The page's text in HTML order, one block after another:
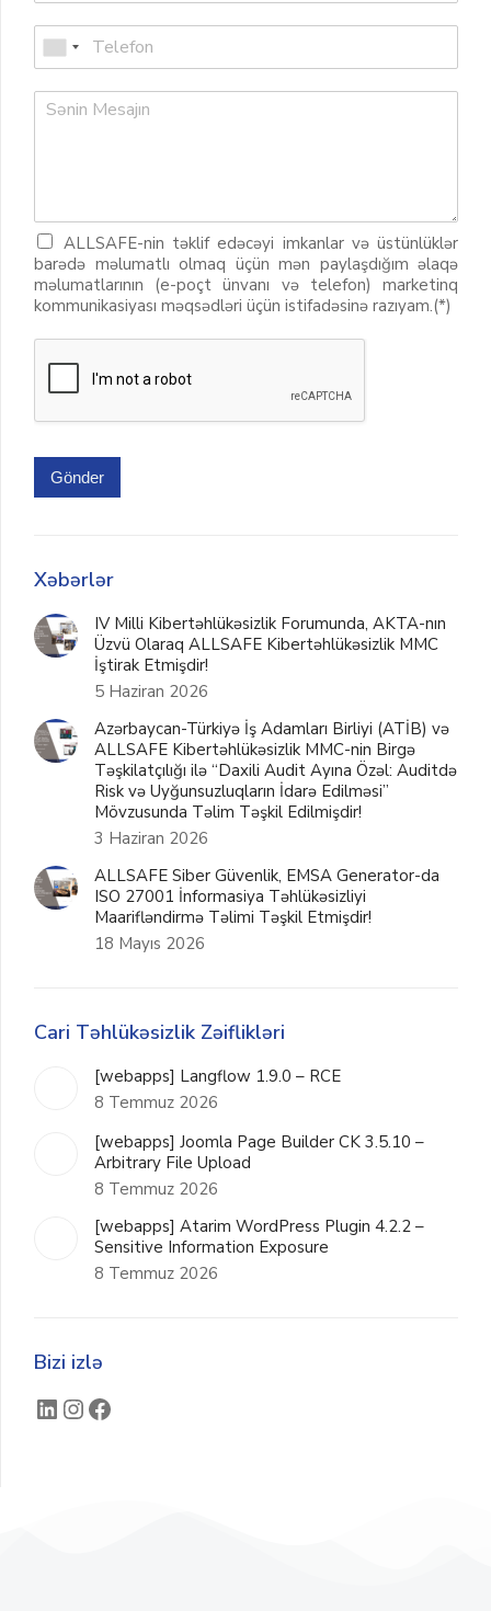
ALLSAFE-nin təklif edəcəyi imkanlar və üstünlüklər
barədə məlumatlı olmaq üçün mən paylaşdığım əlaqə
məlumatlarının (e-poçt ünvanı və telefon) marketinq
kommunikasiyası məqsədləri üçün istifadəsinə razıyam.(*)
Gönder
Xəbərlər
IV Milli Kibertəhlükəsizlik Forumunda, AKTA-nın
Üzvü Olaraq ALLSAFE Kibertəhlükəsizlik MMC
İştirak Etmişdir!
5 Haziran 2026
Azərbaycan-Türkiyə İş Adamları Birliyi (ATİB) və
ALLSAFE Kibertəhlükəsizlik MMC-nin Birgə
Təşkilatçılığı ilə “Daxili Audit Ayına Özəl: Auditdə
Risk və Uyğunsuzluqların İdarə Edilməsi”
Mövzusunda Təlim Təşkil Edilmişdir!
3 Haziran 2026
ALLSAFE Siber Güvenlik, EMSA Generator-da
ISO 27001 İnformasiya Təhlükəsizliyi
Maarifləndirmə Təlimi Təşkil Etmişdir!
18 Mayıs 2026
Cari Təhlükəsizlik Zəiflikləri
[webapps] Langflow 1.9.0 – RCE
8 Temmuz 2026
[webapps] Joomla Page Builder CK 3.5.10 –
Arbitrary File Upload
8 Temmuz 2026
[webapps] Atarim WordPress Plugin 4.2.2 –
Sensitive Information Exposure
8 Temmuz 2026
Bizi izlə